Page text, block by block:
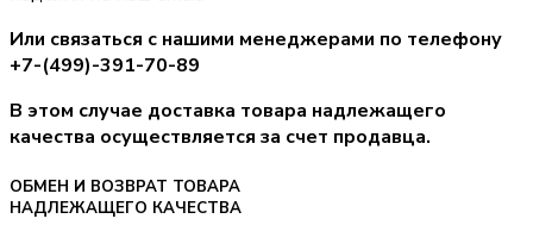
Или связаться с нашими менеджерами по телефону
+7-(499)-391-70-89
В этом случае доставка товара надлежащего
качества осуществляется за счет продавца.
ОБМЕН И ВОЗВРАТ ТОВАРА
НАДЛЕЖАЩЕГО КАЧЕСТВА